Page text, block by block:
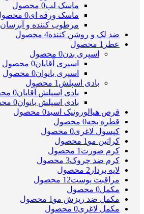
ماسک لب0 محصول
ماسک ورقه ای0 محصول
مرطوب کننده و آبرسان
ضد لک و روشن کننده4 محصول
عطر 1 محصول
اسپری بدن0 محصول
اسپری آقایان0 محصول
اسپری بانوان0 محصول
بادی اسپلش 1 محصول
بادی اسپلش آقایان0 محصول
بادی اسپلش بانوان0 محصول
قرص هیالورونیک اسید0 محصول
قطره بچه0 محصول
کپسول لاغری0 محصول
کراتین مو 1 محصول
کرم صورت 1 محصول
کرم ضد چروک3 محصول
لایه بردار 2 محصول
مراقبت پوست12 محصول
مکمل0 محصول
مکمل ضد ریزش مو 1 محصول
مکمل لاغری0 محصول